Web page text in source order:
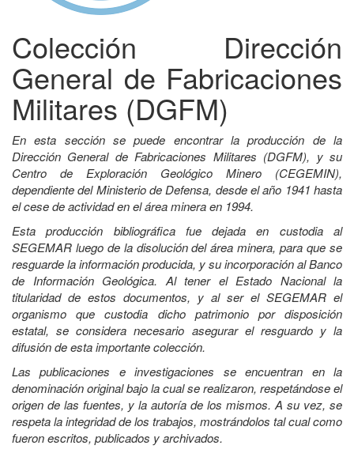
Colección Dirección
General de Fabricaciones
Militares (DGFM)
En esta sección se puede encontrar la producción de la
Dirección General de Fabricaciones Militares (DGFM), y su
Centro de Exploración Geológico Minero (CEGEMIN),
dependiente del Ministerio de Defensa, desde el año 1941 hasta
el cese de actividad en el área minera en 1994.
Esta producción bibliográfica fue dejada en custodia al
SEGEMAR luego de la disolución del área minera, para que se
resguarde la información producida, y su incorporación al Banco
de Información Geológica. Al tener el Estado Nacional la
titularidad de estos documentos, y al ser el SEGEMAR el
organismo que custodia dicho patrimonio por disposición
estatal, se considera necesario asegurar el resguardo y la
difusión de esta importante colección.
Las publicaciones e investigaciones se encuentran en la
denominación original bajo la cual se realizaron, respetándose el
origen de las fuentes, y la autoría de los mismos. A su vez, se
respeta la integridad de los trabajos, mostrándolos tal cual como
fueron escritos, publicados y archivados.